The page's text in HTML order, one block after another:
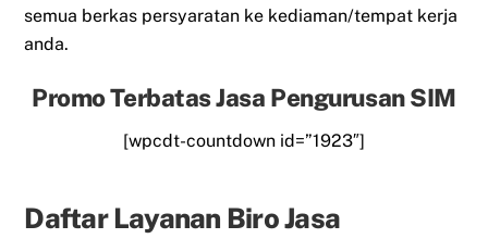
semua berkas persyaratan ke kediaman/tempat kerja
anda.
Promo Terbatas Jasa Pengurusan SIM
[wpcdt-countdown id=”1923″]
Daftar Layanan Biro Jasa